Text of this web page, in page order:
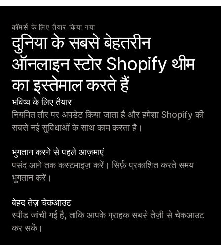
कॉमर्स के लिए तैयार किया गया
दुनिया के सबसे बेहतरीन
ऑनलाइन स्टोर Shopify थीम
का इस्तेमाल करते हैं
भविष्य के लिए तैयार
नियमित तौर पर अपडेट किया जाता है और हमेशा Shopify की
सबसे नई सुविधाओं के साथ काम करता है।
भुगतान करने से पहले आज़माएं
पसंद आने तक कस्टमाइज़ करें। सिर्फ़ प्रकाशित करते समय
भुगतान करें।
बेहद तेज़ चेकआउट
स्पीड जांची गई है, ताकि आपके ग्राहक सबसे तेज़ी से चेकआउट
कर सकें।